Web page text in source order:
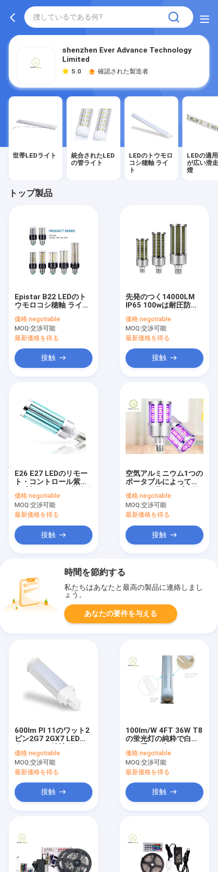
shenzhen Ever Advance Technology
Limited
5.0 確認された製造者
世帯LEDライト
統合されたLED
の管ライト
LEDのトウモロ
コシ穂軸 ライ
ト
LEDの適
が広い滑
燈
トップ製品
Epistar B22 LEDのト
ウモロコシ穂軸 ライト
ロコシ ランプ20ワット
価格:negotiable
MOQ:交渉可能
最新価格を得る
接触
先発のつく14000LM
IP65 100wは耐圧防爆
装の球根を導いた
価格:negotiable
MOQ:交渉可能
最新価格を得る
接触
E26 E27 LEDのリモー
ト・コントロール紫外
殺菌ランプ254 Nm
価格:negotiable
MOQ:交渉可能
最新価格を得る
接触
空気アルミニウム1つの
ポータブルによって導
きE27 Uvc球根2つ
価格:negotiable
MOQ:交渉可能
最新価格を得る
接触
時間を節約する
私たちはあなたと最高の製品に連絡しまし
ょう。
あなたの要件を与える
600lm Pl 11のワット2
ピン2G7 2GX7 LEDト
40000H寿命
価格:negotiable
MOQ:交渉可能
最新価格を得る
接触
100lm/W 4FT 36W T8
の蛍光灯の純粋で白
価格:negotiable
MOQ:交渉可能
最新価格を得る
接触